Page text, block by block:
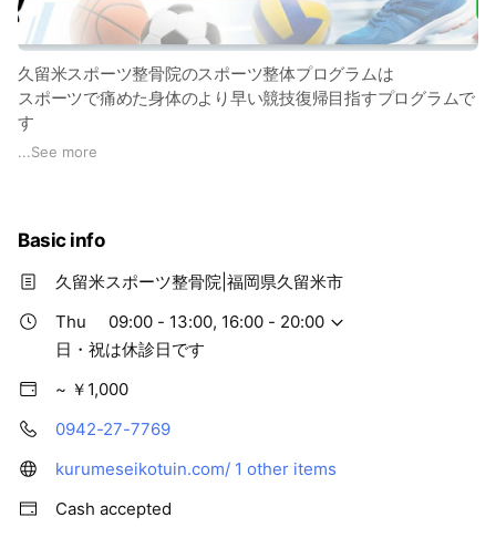
久留米スポーツ整骨院のスポーツ整体プログラムは
スポーツで痛めた身体のより早い競技復帰目指すプログラムで
す
専門のスタッフが身体の評価を行い
身体の使い方の改善、自宅で簡単にできるストレッチや体操な
どのセルフケアの指導
これらをまとめて行います。
野球肘やテニス肘、サッカーでの足腰の怪我、バレーボールや
バスケットなどでの膝や足首の怪我
柔道やラグビーなどにおける脱臼などにも対応致します。
います
ご興味ある方はLINEよりご相談下さい
...See more
Basic info
久留米スポーツ整骨院|福岡県久留米市
Thu
09:00 - 13:00, 16:00 - 20:00
日・祝は休診日です
~ ￥1,000
0942-27-7769
kurumeseikotuin.com/ 1 other items
Cash accepted